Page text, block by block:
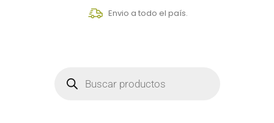
Envio a todo el país.